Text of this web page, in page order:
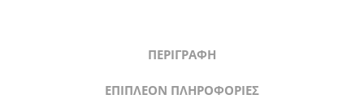
ΠΕΡΙΓΡΑΦΉ
ΕΠΙΠΛΈΟΝ ΠΛΗΡΟΦΟΡΊΕΣ